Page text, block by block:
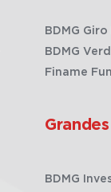
BDMG Giro
BDMG
Finame
BDMG